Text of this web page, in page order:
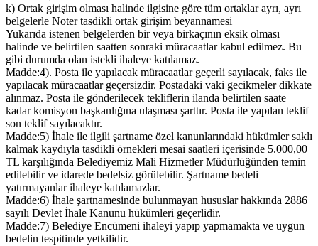
k) Ortak girişim olması halinde ilgisine göre tüm ortaklar ayrı, ayrı
belgelerle Noter tasdikli ortak girişim beyannamesi
Yukarıda istenen belgelerden bir veya birkaçının eksik olması
halinde ve belirtilen saatten sonraki müracaatlar kabul edilmez. Bu
gibi durumda olan istekli ihaleye katılamaz.
Madde:4). Posta ile yapılacak müracaatlar geçerli sayılacak, faks ile
yapılacak müracaatlar geçersizdir. Postadaki vaki gecikmeler dikkate
alınmaz. Posta ile gönderilecek tekliflerin ilanda belirtilen saate
kadar komisyon başkanlığına ulaşması şarttır. Posta ile yapılan teklif
son teklif sayılacaktır.
Madde:5) İhale ile ilgili şartname özel kanunlarındaki hükümler saklı
kalmak kaydıyla tasdikli örnekleri mesai saatleri içerisinde 5.000,00
TL karşılığında Belediyemiz Mali Hizmetler Müdürlüğünden temin
edilebilir ve idarede bedelsiz görülebilir. Şartname bedeli
yatırmayanlar ihaleye katılamazlar.
Madde:6) İhale şartnamesinde bulunmayan hususlar hakkında 2886
sayılı Devlet İhale Kanunu hükümleri geçerlidir.
Madde:7) Belediye Encümeni ihaleyi yapıp yapmamakta ve uygun
bedelin tespitinde yetkilidir.